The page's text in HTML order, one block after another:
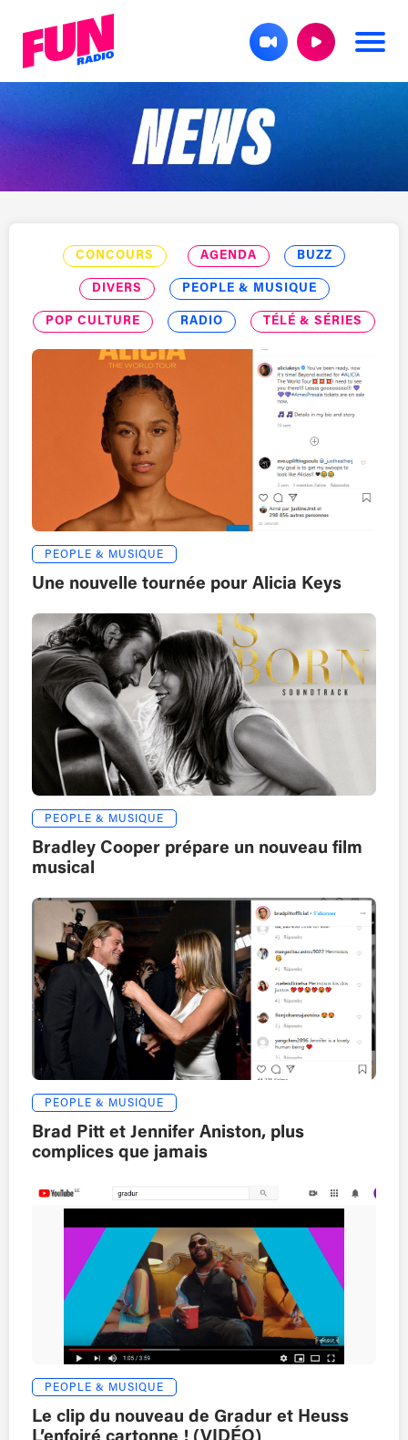
CONCOURS AGENDA BUZZ
DIVERS PEOPLE & MUSIQUE
POP CULTURE RADIO TÉLÉ & SÉRIES
PEOPLE & MUSIQUE
Une nouvelle tournée pour Alicia Keys
PEOPLE & MUSIQUE
Bradley Cooper prépare un nouveau film
musical
PEOPLE & MUSIQUE
Brad Pitt et Jennifer Aniston, plus
complices que jamais
PEOPLE & MUSIQUE
Le clip du nouveau de Gradur et Heuss